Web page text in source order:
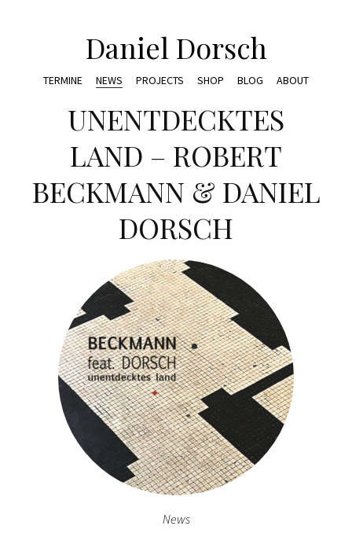
Daniel Dorsch
TERMINE NEWS PROJECTS SHOP BLOG ABOUT
UNENTDECKTES
LAND – ROBERT
BECKMANN & DANIEL
DORSCH
News